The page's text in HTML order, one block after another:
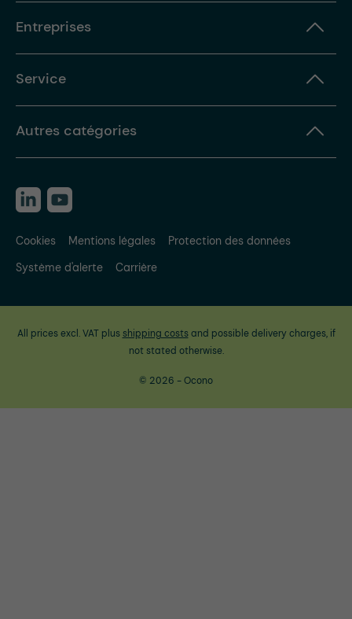
Entreprises
Service
Autres catégories
Cookies Mentions légales
Protection des données
Système d'alerte
Carrière
All prices excl. VAT plus shipping costsand possible delivery charges, if
not stated otherwise.
© 2026 - Ocono